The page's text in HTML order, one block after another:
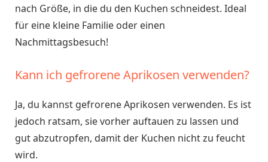
nach Größe, in die du den Kuchen schneidest. Ideal
für eine kleine Familie oder einen
Nachmittagsbesuch!
Kann ich gefrorene Aprikosen verwenden?
Ja, du kannst gefrorene Aprikosen verwenden. Es ist
jedoch ratsam, sie vorher auftauen zu lassen und
gut abzutropfen, damit der Kuchen nicht zu feucht
wird.